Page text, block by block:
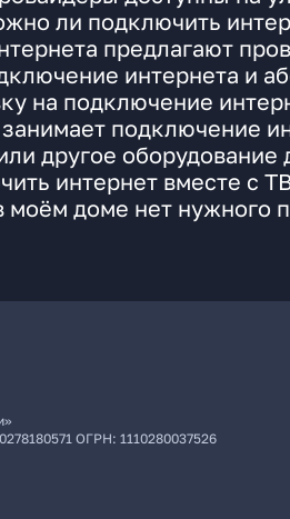
ли подключить
предлагают
интернета и
на подключение
подключение
другое оборудование
интернет вместе с
моём доме нет нужного
0278180571 ОГРН: 1110280037526